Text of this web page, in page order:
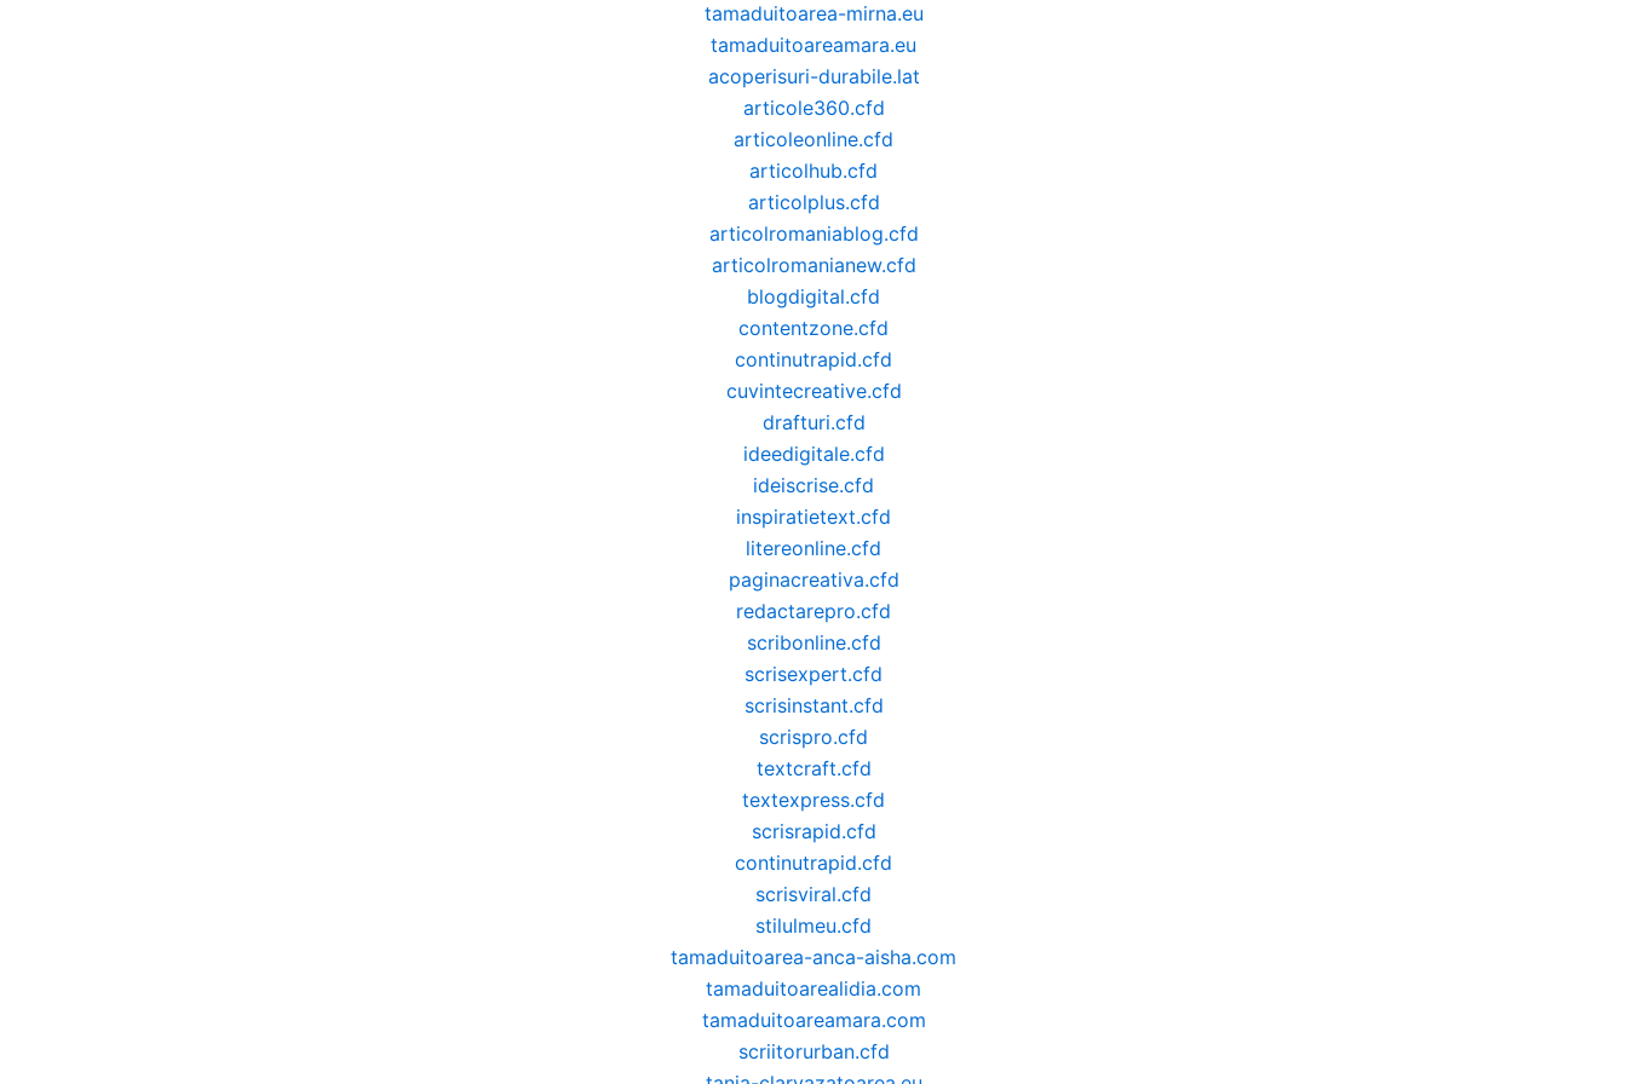
tamaduitoarea-mirna.eu
tamaduitoareamara.eu
acoperisuri-durabile.lat
articole360.cfd
articoleonline.cfd
articolhub.cfd
articolplus.cfd
articolromaniablog.cfd
articolromanianew.cfd
blogdigital.cfd
contentzone.cfd
continutrapid.cfd
cuvintecreative.cfd
drafturi.cfd
ideedigitale.cfd
ideiscrise.cfd
inspiratietext.cfd
litereonline.cfd
paginacreativa.cfd
redactarepro.cfd
scribonline.cfd
scrisexpert.cfd
scrisinstant.cfd
scrispro.cfd
textcraft.cfd
textexpress.cfd
scrisrapid.cfd
continutrapid.cfd
scrisviral.cfd
stilulmeu.cfd
tamaduitoarea-anca-aisha.com
tamaduitoarealidia.com
tamaduitoareamara.com
scriitorurban.cfd